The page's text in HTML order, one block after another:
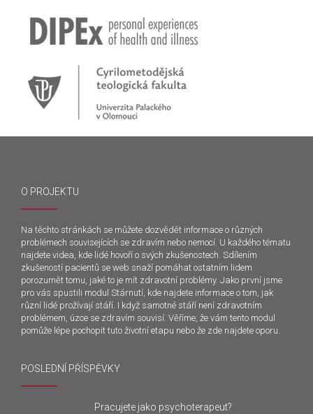
O PROJEKTU
Na těchto stránkách se můžete dozvědět informace o různých
problémech souvisejících se zdravím nebo nemocí. U každého tématu
najdete videa, kde lidé hovoří o svých zkušenostech. Sdílením
zkušeností pacientů se web snaží pomáhat ostatním lidem
porozumět tomu, jaké to je mít zdravotní problémy. Jako první jsme
pro vás spustili modul Stárnutí, kde najdete informace o tom, jak
různí lidé prožívají stáří. I když samotné stáří není zdravotním
problémem, úzce se zdravím souvisí. Věříme, že vám tento modul
pomůže lépe pochopit tuto životní etapu nebo že zde najdete oporu.
POSLEDNÍ PŘÍSPĚVKY
Pracujete jako psychoterapeut?